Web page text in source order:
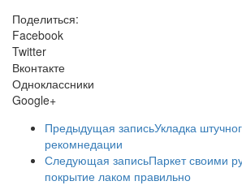
Поделиться:
Facebook
Twitter
Вконтакте
Одноклассники
Google+
Предыдущая записьУкладка
рекомнедации
Следующая записьПаркет своими
покрытие лаком правильно